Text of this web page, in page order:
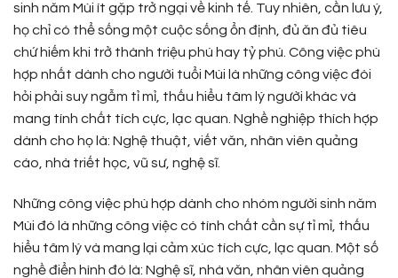
sinh năm Mùi ít gặp trở ngại về kinh tế. Tuy nhiên, cần lưu ý,
họ chỉ có thể sống một cuộc sống ổn định, đủ ăn đủ tiêu
chứ hiếm khi trở thành triệu phú hay tỷ phú. Công việc phù
hợp nhất dành cho người tuổi Mùi là những công việc đòi
hỏi phải suy ngẫm tỉ mỉ, thấu hiểu tâm lý người khác và
mang tính chất tích cực, lạc quan. Nghề nghiệp thích hợp
dành cho họ là: Nghệ thuật, viết văn, nhân viên quảng
cáo, nhà triết học, vũ sư, nghệ sĩ.
Những công việc phù hợp dành cho nhóm người sinh năm
Mùi đó là những công việc có tính chất cần sự tỉ mỉ, thấu
hiểu tâm lý và mang lại cảm xúc tích cực, lạc quan. Một số
nghề điển hình đó là: Nghệ sĩ, nhà văn, nhân viên quảng